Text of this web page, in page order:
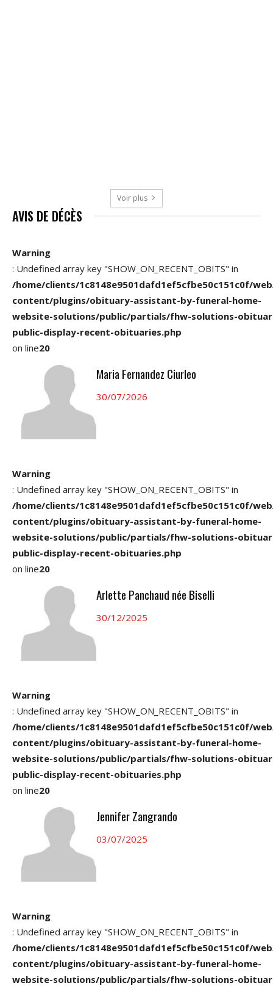
Voir plus
AVIS DE DÉCÈS
Warning
: Undefined array key "SHOW_ON_RECENT_OBITS" in
/home/clients/1c8148e9501dafd1ef5cfbe50c151c0f/
content/plugins/obituary-assistant-by-funeral-home-
website-solutions/public/partials/fhw-solutions-
public-display-recent-obituaries.php
on line20
Maria Fernandez Ciurleo
30/07/2026
Warning
: Undefined array key "SHOW_ON_RECENT_OBITS" in
/home/clients/1c8148e9501dafd1ef5cfbe50c151c0f/
content/plugins/obituary-assistant-by-funeral-home-
website-solutions/public/partials/fhw-solutions-
public-display-recent-obituaries.php
on line20
Arlette Panchaud née Biselli
30/12/2025
Warning
: Undefined array key "SHOW_ON_RECENT_OBITS" in
/home/clients/1c8148e9501dafd1ef5cfbe50c151c0f/
content/plugins/obituary-assistant-by-funeral-home-
website-solutions/public/partials/fhw-solutions-
public-display-recent-obituaries.php
on line20
Jennifer Zangrando
03/07/2025
Warning
: Undefined array key "SHOW_ON_RECENT_OBITS" in
/home/clients/1c8148e9501dafd1ef5cfbe50c151c0f/
content/plugins/obituary-assistant-by-funeral-home-
website-solutions/public/partials/fhw-solutions-